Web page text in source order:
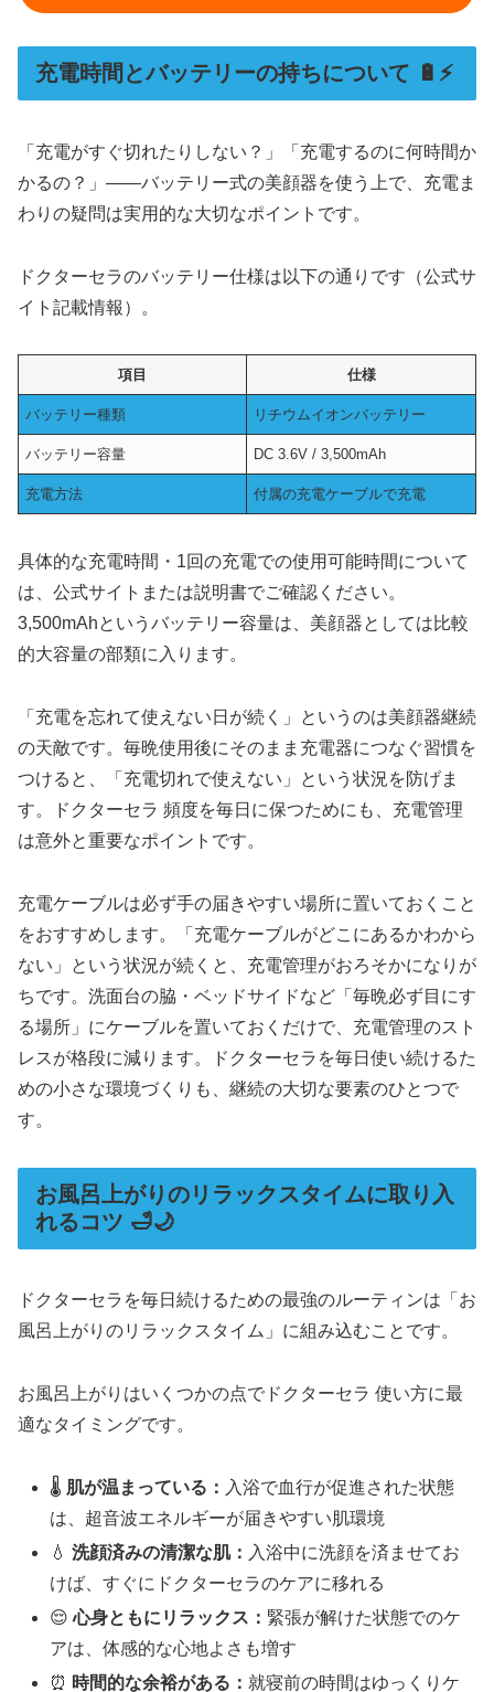
充電時間とバッテリーの持ちについて 🔋⚡
「充電がすぐ切れたりしない？」「充電するのに何時間か
かるの？」——バッテリー式の美顔器を使う上で、充電ま
わりの疑問は実用的な大切なポイントです。
ドクターセラのバッテリー仕様は以下の通りです（公式サ
イト記載情報）。
項目 仕様
バッテリー種類 リチウムイオンバッテリー
バッテリー容量 DC 3.6V / 3,500mAh
充電方法 付属の充電ケーブルで充電
具体的な充電時間・1回の充電での使用可能時間について
は、公式サイトまたは説明書でご確認ください。
3,500mAhというバッテリー容量は、美顔器としては比較
的大容量の部類に入ります。
「充電を忘れて使えない日が続く」というのは美顔器継続
の天敵です。毎晩使用後にそのまま充電器につなぐ習慣を
つけると、「充電切れで使えない」という状況を防げま
す。ドクターセラ 頻度を毎日に保つためにも、充電管理
は意外と重要なポイントです。
充電ケーブルは必ず手の届きやすい場所に置いておくこと
をおすすめします。「充電ケーブルがどこにあるかわから
ない」という状況が続くと、充電管理がおろそかになりが
ちです。洗面台の脇・ベッドサイドなど「毎晩必ず目にす
る場所」にケーブルを置いておくだけで、充電管理のスト
レスが格段に減ります。ドクターセラを毎日使い続けるた
めの小さな環境づくりも、継続の大切な要素のひとつで
す。
お風呂上がりのリラックスタイムに取り入
れるコツ 🛁🌙
ドクターセラを毎日続けるための最強のルーティンは「お
風呂上がりのリラックスタイム」に組み込むことです。
お風呂上がりはいくつかの点でドクターセラ 使い方に最
適なタイミングです。
🌡️ 肌が温まっている： 入浴で血行が促進された状態
は、超音波エネルギーが届きやすい肌環境
💧洗顔済みの清潔な肌： 入浴中に洗顔を済ませてお
けば、すぐにドクターセラのケアに移れる
😌心身ともにリラックス： 緊張が解けた状態でのケ
アは、体感的な心地よさも増す
⏰ 時間的な余裕がある： 就寝前の時間はゆっくりケ